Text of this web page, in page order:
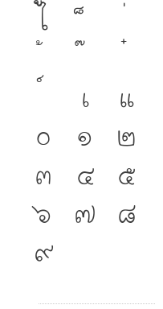
ไ
เ
แ
๐
๑
๒
๓
๔
๕
๖
๗
๘
๙